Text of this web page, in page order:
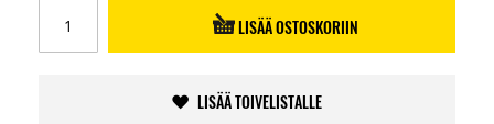
LISÄÄ OSTOSKORIIN
LISÄÄ TOIVELISTALLE